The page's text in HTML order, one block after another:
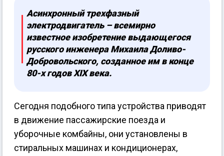
Асинхронный трехфазный
электродвигатель – всемирно
известное изобретение выдающегося
русского инженера Михаила Доливо-
Добровольского, созданное им в конце
80-х годов XIX века.
Сегодня подобного типа устройства приводят
в движение пассажирские поезда и
уборочные комбайны, они установлены в
стиральных машинах и кондиционерах,